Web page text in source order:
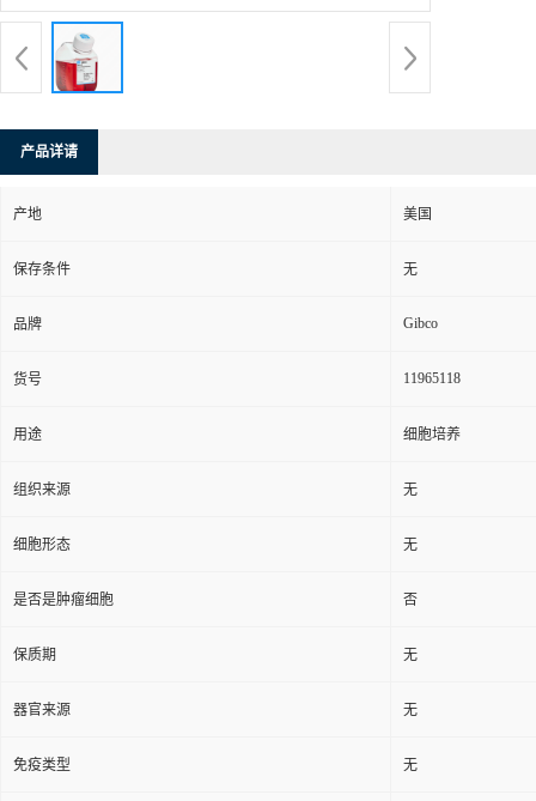
产品详请
产地 美国
保存条件 无
品牌 Gibco
货号 11965118
用途 细胞培养
组织来源 无
细胞形态 无
是否是肿瘤细胞 否
保质期 无
器官来源 无
免疫类型 无